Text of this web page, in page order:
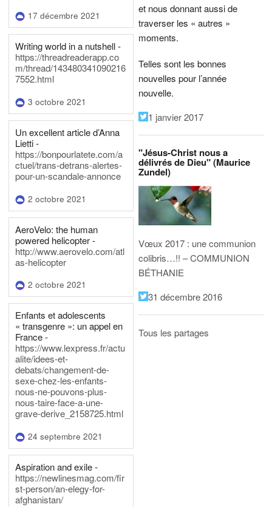
17 décembre 2021
Writing world in a nutshell -
https://threadreaderapp.co
m/thread/143480341090216
7552.html
3 octobre 2021
Un excellent article d’Anna
Lietti -
https://bonpourlatete.com/a
ctuel/trans-detrans-alertes-
pour-un-scandale-annonce
2 octobre 2021
AeroVelo: the human
powered helicopter -
http://www.aerovelo.com/atl
as-helicopter
2 octobre 2021
Enfants et adolescents
« transgenre »: un appel en
France -
https://www.lexpress.fr/actu
alite/idees-et-
debats/changement-de-
sexe-chez-les-enfants-
nous-ne-pouvons-plus-
nous-taire-face-a-une-
grave-derive_2158725.html
24 septembre 2021
Aspiration and exile -
https://newlinesmag.com/fir
st-person/an-elegy-for-
afghanistan/
et nous donnant aussi de
traverser les « autres »
moments.
Telles sont les bonnes
nouvelles pour l’année
nouvelle.
1 janvier 2017
"Jésus-Christ nous a
délivrés de Dieu" (Maurice
Zundel)
Vœux 2017 : une communion
colibris…!! – COMMUNION
BÉTHANIE
31 décembre 2016
Tous les partages